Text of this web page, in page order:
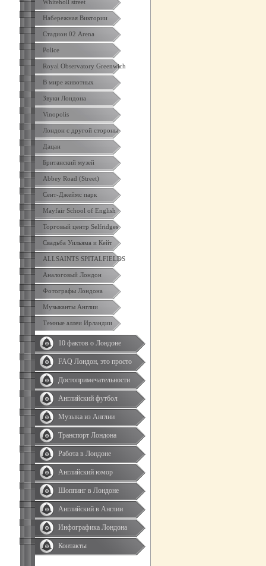
Whiteholl street
Набережная Виктории
Стадион 02 Arena
Police
Royal Observatory Greenwich
В мире животных
Звуки Лондона
Vinopolis
Лондон с другой стороны
Дацан
Британский музей
Abbey Road (Street)
Сент-Джеймс парк
Mayfair School of English
Торговый центр Selfridges
Свадьба Уильяма и Кейт
ALLSAINTS SPITALFIELDS
Аналоговый Лондон
Фотографы Лондона
Музыканты Англии
Темные аллеи Ирландии
10 фактов о Лондоне
FAQ Лондон, это просто
Достопримечательности
Английский футбол
Музыка из Англии
Транспорт Лондона
Работа в Лондоне
Английский юмор
Шоппинг в Лондоне
Английский в Англии
Инфографика Лондона
Контакты